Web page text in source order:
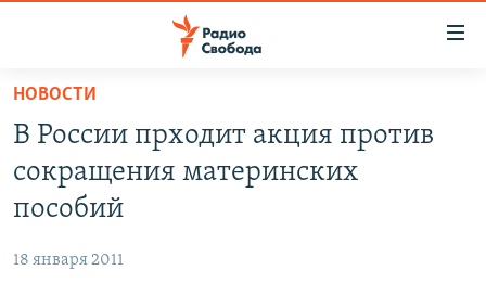
упрощенного
доступа
основному
Вернутся
АВТОРСКИЕ ПРОЕКТЫ
МНЕНИЯ
НОВОСТИ
В России прходит акция против
сокращения материнских
пособий
18 января 2011